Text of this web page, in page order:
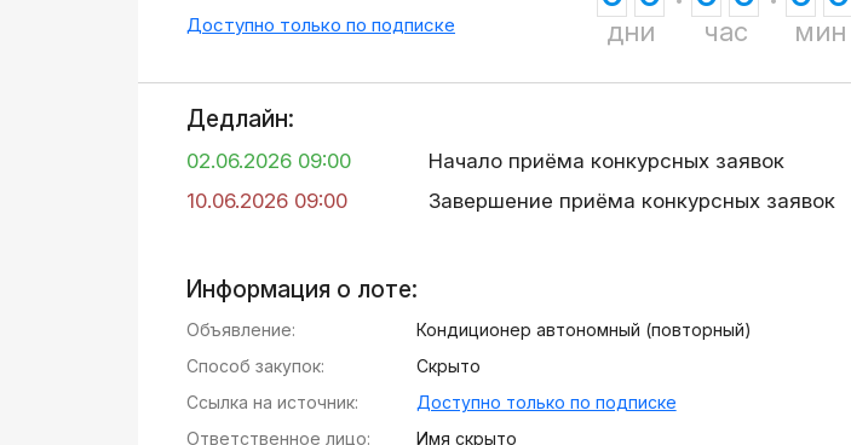
Доступно только по подписке дни час мин
Дедлайн:
02.06.2026 09:00
Начало приёма конкурсных заявок
10.06.2026 09:00
Завершение приёма конкурсных заявок
Информация о лоте:
Объявление:
Кондиционер автономный (повторный)
Способ закупок:
Скрыто
Ссылка на источник:
Доступно только по подписке
Ответственное лицо:
Имя скрыто